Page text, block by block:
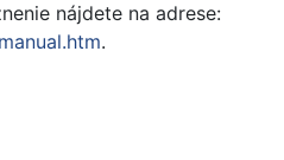
nájdete na adrese:
.